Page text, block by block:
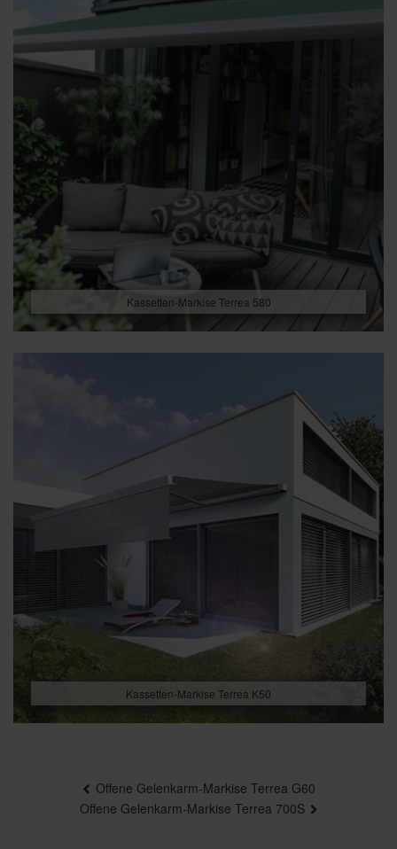
Kassetten-Markise Terrea 580
Kassetten-Markise Terrea K50
Offene Gelenkarm-Markise Terrea G60
Offene Gelenkarm-Markise Terrea 700S